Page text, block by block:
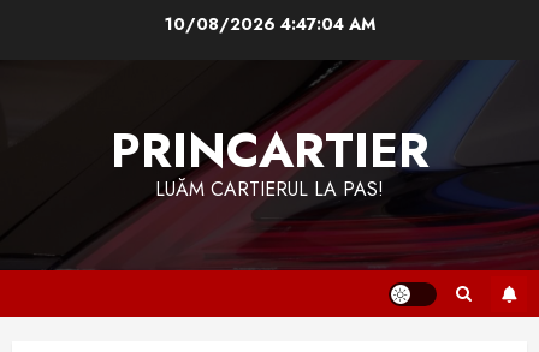
10/08/2026 4:47:05 AM
PRINCARTIER
LUĂM CARTIERUL LA PAS!